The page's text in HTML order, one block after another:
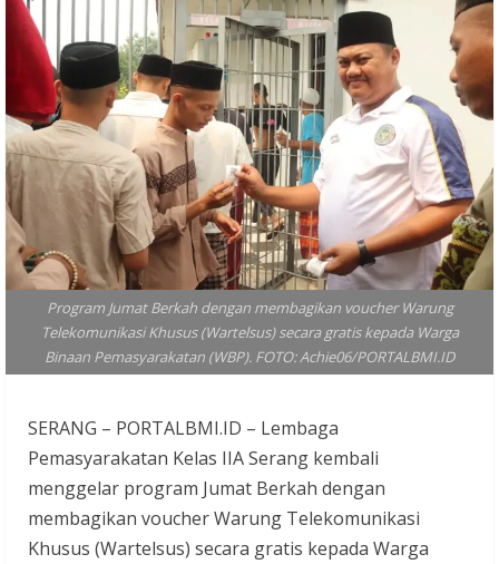
Program Jumat Berkah dengan membagikan voucher Warung
Telekomunikasi Khusus (Wartelsus) secara gratis kepada Warga
Binaan Pemasyarakatan (WBP). FOTO: Achie06/PORTALBMI.ID
SERANG – PORTALBMI.ID – Lembaga
Pemasyarakatan Kelas IIA Serang kembali
menggelar program Jumat Berkah dengan
membagikan voucher Warung Telekomunikasi
Khusus (Wartelsus) secara gratis kepada Warga